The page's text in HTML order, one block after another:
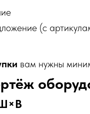
(с
вам нужны